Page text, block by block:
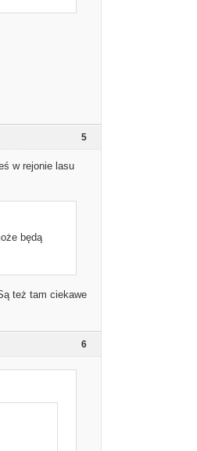
5
w rejonie lasu
będą
też tam ciekawe
6